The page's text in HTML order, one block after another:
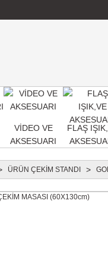
VİDEO VE
AKSESUARI
FLAŞ
ÜRÜN ÇEKİM STANDI